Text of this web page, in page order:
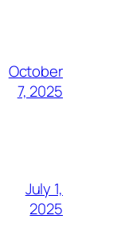
October
7, 2025
July 1,
2025